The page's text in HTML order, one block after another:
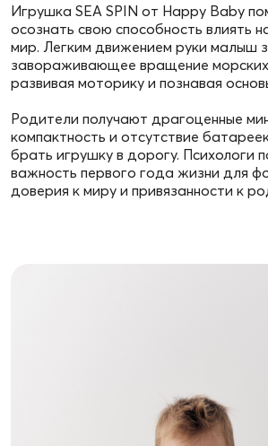
Игрушка SEA SPIN от Happy Baby
осознать свою способность влиять
мир. Легким движением руки малыш
завораживающее вращение
развивая моторику и познавая
Родители получают драгоценные
компактность и отсутствие
брать игрушку в дорогу. Психологи
важность первого года жизни для
доверия к миру и привязанности к